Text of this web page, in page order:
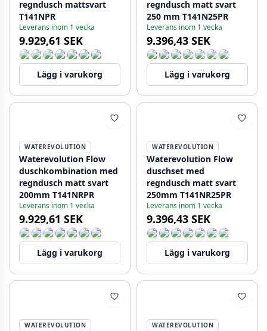
regndusch mattsvart
T141NPR
Leverans inom 1 vecka
9.929,61 SEK
Lägg i varukorg
regndusch matt svart
250 mm T141N25PR
Leverans inom 1 vecka
9.396,43 SEK
Lägg i varukorg
WATEREVOLUTION
Waterevolution Flow
duschkombination med
regndusch matt svart
200mm T141NRPR
Leverans inom 1 vecka
9.929,61 SEK
Lägg i varukorg
WATEREVOLUTION
Waterevolution Flow
duschset med
regndusch matt svart
250mm T141NR25PR
Leverans inom 1 vecka
9.396,43 SEK
Lägg i varukorg
WATEREVOLUTION WATEREVOLUTION